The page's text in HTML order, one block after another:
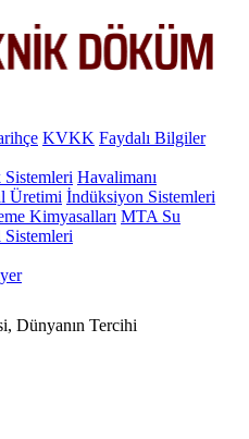
KVKK Faydalı Bilgiler
Havalimanı
Üretimi İndüksiyon Sistemleri
Kimyasalları MTA Su
Dünyanın Tercihi